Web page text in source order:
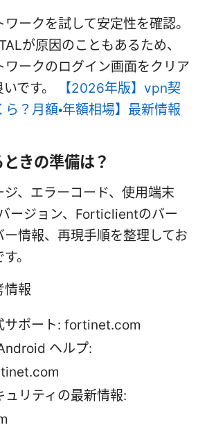
ークを試して安定性を確認。
が原因のこともあるため、
ワークのログイン画面をクリア
です。
【2026年版】vpn契
？月額・年額相場】最新情報
きの準備は？
ジ、エラーコード、使用端末
ージョン、Forticlientのバー
ー情報、再現手順を整理してお
。
情報
サポート: fortinet.com
ヘルプ:
リティの最新情報: